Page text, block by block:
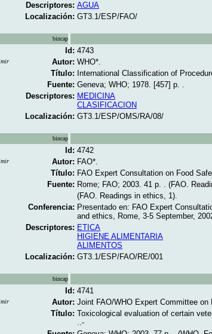
Descriptores: AGUA
Localización: GT3.1/ESP/FAO/
bincap
Id: 4743
Autor: WHO*.
Título: International Classification of
Fuente: Geneva; WHO; 1978. [457] p. .
Descriptores: MEDICINA
CLASIFICACION
Localización: GT3.1/ESP/OMS/RA/08/
bincap
Id: 4742
Autor: FAO*.
Título: FAO Expert Consultation on Food
Fuente: Rome; FAO; 2003. 41 p. . (FAO.
(FAO. Readings in ethics, 1).
Conferencia: Presentado en: FAO Expert
and ethics, Rome, 3-5 September,
Descriptores: ETICA
HIGIENE ALIMENTARIA
ALIMENTOS
Localización: GT3.1/ESP/FAO/RE/001
bincap
Id: 4741
Autor: Joint FAO/WHO Expert Committee on
Título: Toxicological evaluation of certain
..-